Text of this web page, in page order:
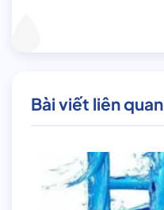
Bài viết liên quan